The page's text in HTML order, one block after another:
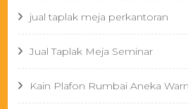
jual taplak meja perkantoran
Jual Taplak Meja Seminar
Kain Plafon Rumbai Aneka